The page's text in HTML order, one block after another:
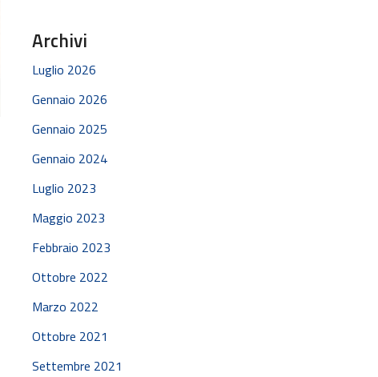
Archivi
Luglio 2026
Gennaio 2026
Gennaio 2025
Gennaio 2024
Luglio 2023
Maggio 2023
Febbraio 2023
Ottobre 2022
Marzo 2022
Ottobre 2021
Settembre 2021